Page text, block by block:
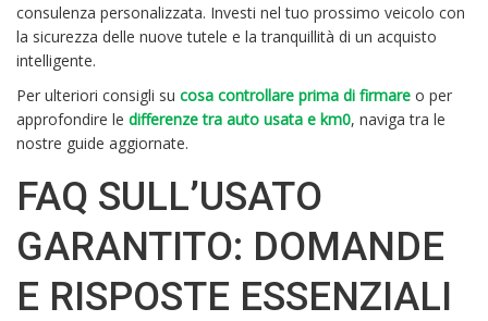
consulenza personalizzata. Investi nel tuo prossimo veicolo con
la sicurezza delle nuove tutele e la tranquillità di un acquisto
intelligente.
Per ulteriori consigli su cosa controllare prima di firmare o per
approfondire le differenze tra auto usata e km0, naviga tra le
nostre guide aggiornate.
FAQ SULL’USATO
GARANTITO: DOMANDE
E RISPOSTE ESSENZIALI